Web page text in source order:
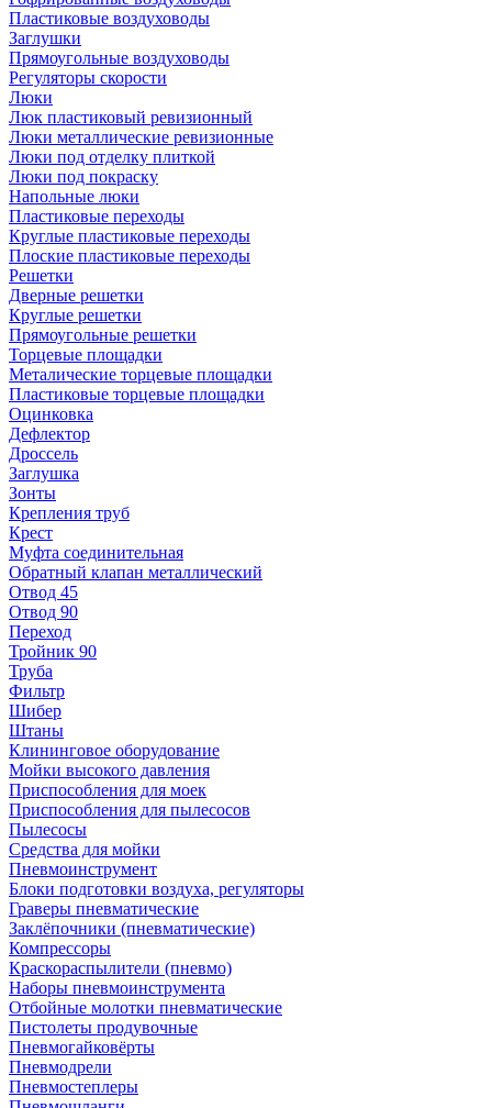
Пластиковые воздуховоды
Заглушки
Прямоугольные воздуховоды
Регуляторы скорости
Люки
Люк пластиковый ревизионный
Люки металлические ревизионные
Люки под отделку плиткой
Люки под покраску
Напольные люки
Пластиковые переходы
Круглые пластиковые переходы
Плоские пластиковые переходы
Решетки
Дверные решетки
Круглые решетки
Прямоугольные решетки
Торцевые площадки
Металические торцевые площадки
Пластиковые торцевые площадки
Оцинковка
Дефлектор
Дроссель
Заглушка
Зонты
Крепления труб
Крест
Муфта соединительная
Обратный клапан металлический
Отвод 45
Отвод 90
Переход
Тройник 90
Труба
Фильтр
Шибер
Штаны
Клининговое оборудование
Мойки высокого давления
Приспособления для моек
Приспособления для пылесосов
Пылесосы
Средства для мойки
Пневмоинструмент
Блоки подготовки воздуха, регуляторы
Граверы пневматические
Заклёпочники (пневматические)
Компрессоры
Краскораспылители (пневмо)
Наборы пневмоинструмента
Отбойные молотки пневматические
Пистолеты продувочные
Пневмогайковёрты
Пневмодрели
Пневмостеплеры